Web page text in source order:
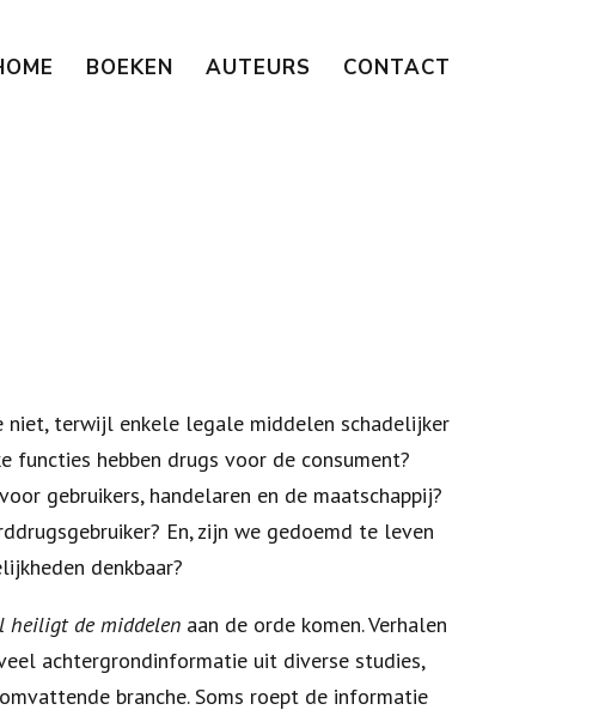
BOEKEN AUTEURS CONTACT
niet, terwijl enkele legale middelen schadelijker
functies hebben drugs voor de consument?
gebruikers, handelaren en de maatschappij?
En, zijn we gedoemd te leven
denkbaar?
heiligt de middelen aan de orde komen. Verhalen
achtergrondinformatie uit diverse studies,
branche. Soms roept de informatie